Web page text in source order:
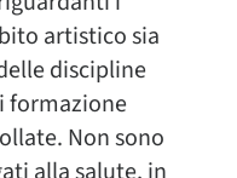
artistico sia
discipline
formazione
Non sono